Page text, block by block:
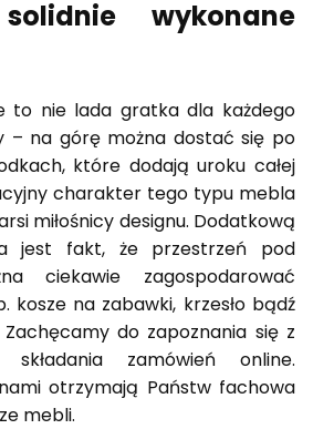
wykonane
to nie lada gratka dla każdego
– na górę można dostać się po
które dodają uroku całej
charakter tego typu mebla
miłośnicy designu. Dodatkową
jest fakt, że przestrzeń pod
ciekawie zagospodarować
kosze na zabawki, krzesło bądź
do zapoznania się z
zamówień online.
otrzymają Państw fachowa
mebli.